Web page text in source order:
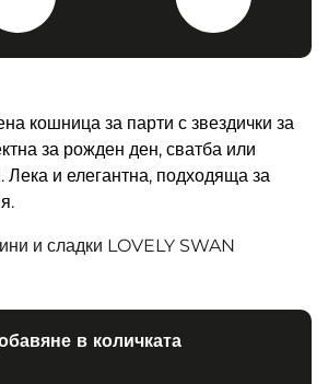
и сладки LOVELY SWAN
в количката